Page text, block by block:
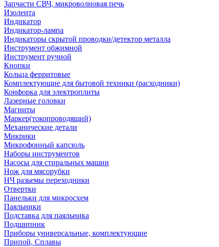
Запчасти СВЧ, микроволновая печь
Изолента
Индикатор
Индикатор-лампа
Индикаторы скрытой проводки/детектор металла
Инструмент обжимной
Инструмент ручной
Кнопки
Кольца ферритовые
Комплектующие для бытовой техники (расходники)
Конфорка для электроплиты
Лазерные головки
Магниты
Маркер(токопроводящий)
Механические детали
Микрики
Микрофонный капсюль
Наборы инструментов
Насосы для стиральных машин
Нож для мясорубки
НЧ разьемы переходники
Отвертки
Панельки для микросхем
Паяльники
Подставка для паяльника
Подшипник
Приборы универсальные, комплектующие
Припой, Сплавы